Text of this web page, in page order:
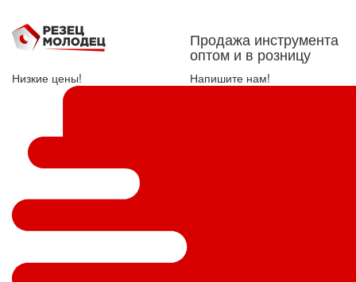
Продажа инструмента
оптом и в розницу
Низкие цены! Напишите нам!